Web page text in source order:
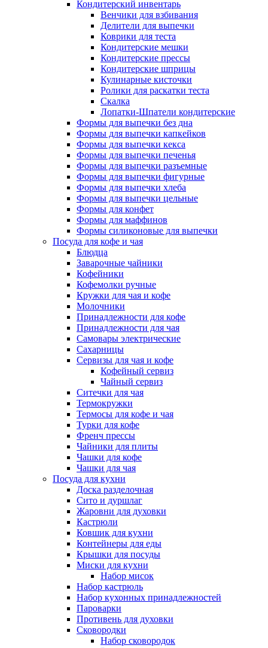
Кондитерский инвентарь
Венчики для взбивания
Делители для выпечки
Коврики для теста
Кондитерские мешки
Кондитерские прессы
Кондитерские шприцы
Кулинарные кисточки
Ролики для раскатки теста
Скалка
Лопатки-Шпатели кондитерские
Формы для выпечки без дна
Формы для выпечки капкейков
Формы для выпечки кекса
Формы для выпечки печенья
Формы для выпечки разъемные
Формы для выпечки фигурные
Формы для выпечки хлеба
Формы для выпечки цельные
Формы для конфет
Формы для маффинов
Формы силиконовые для выпечки
Посуда для кофе и чая
Блюдца
Заварочные чайники
Кофейники
Кофемолки ручные
Кружки для чая и кофе
Молочники
Принадлежности для кофе
Принадлежности для чая
Самовары электрические
Сахарницы
Сервизы для чая и кофе
Кофейный сервиз
Чайный сервиз
Ситечки для чая
Термокружки
Термосы для кофе и чая
Турки для кофе
Френч прессы
Чайники для плиты
Чашки для кофе
Чашки для чая
Посуда для кухни
Доска разделочная
Сито и дуршлаг
Жаровни для духовки
Кастрюли
Ковшик для кухни
Контейнеры для еды
Крышки для посуды
Миски для кухни
Набор мисок
Набор кастрюль
Набор кухонных принадлежностей
Пароварки
Противень для духовки
Сковородки
Набор сковородок